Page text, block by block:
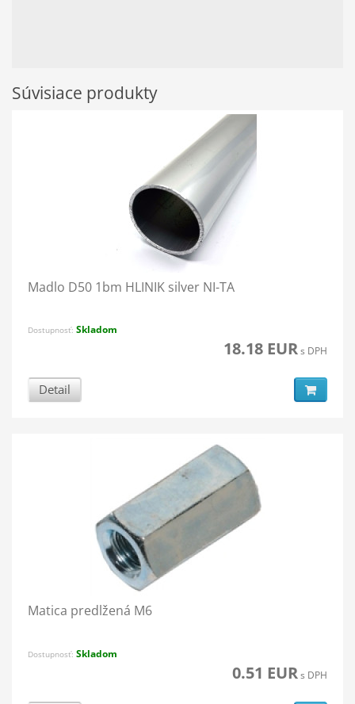
Súvisiace produkty
Madlo D50 1bm HLINIK silver NI-TA
Dostupnosť: Skladom
18.18 EURs DPH
Detail
Matica predĺžená M6
Dostupnosť: Skladom
0.51 EURs DPH